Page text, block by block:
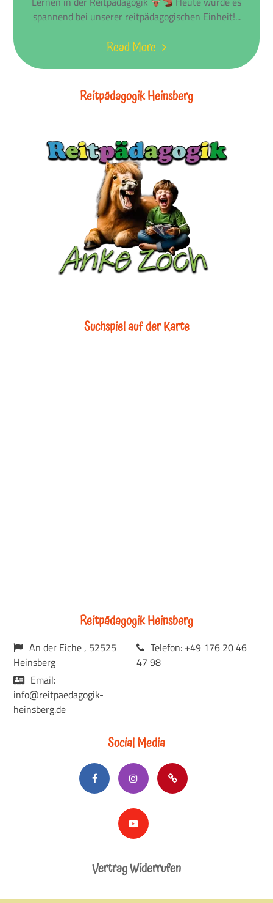
spannend bei unserer reitpädagogischen Einheit!...
Read More
Reitpädagogik Heinsberg
Suchspiel auf der Karte
Reitpädagogik Heinsberg
An der Eiche , 52525
Heinsberg
Telefon: +49 176 20 46
47 98
Email:
info@reitpaedagogik-
heinsberg.de
Social Media
Vertrag Widerrufen